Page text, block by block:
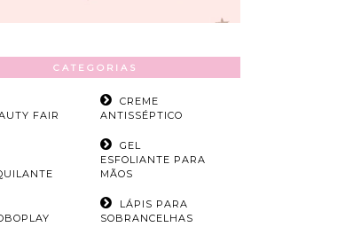
CATEGORIAS
FAIR
CREME
ANTISSÉPTICO
GEL
ESFOLIANTE PARA
MÃOS
LÁPIS PARA
SOBRANCELHAS